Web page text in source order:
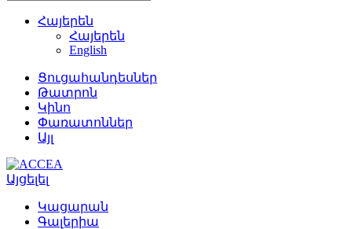
Հայերեն
Հայերեն
English
Ցուցահանդեսներ
Թատրոն
Կինո
Փառատոններ
Այլ
Այցելել
Կացարան
Գալերիա